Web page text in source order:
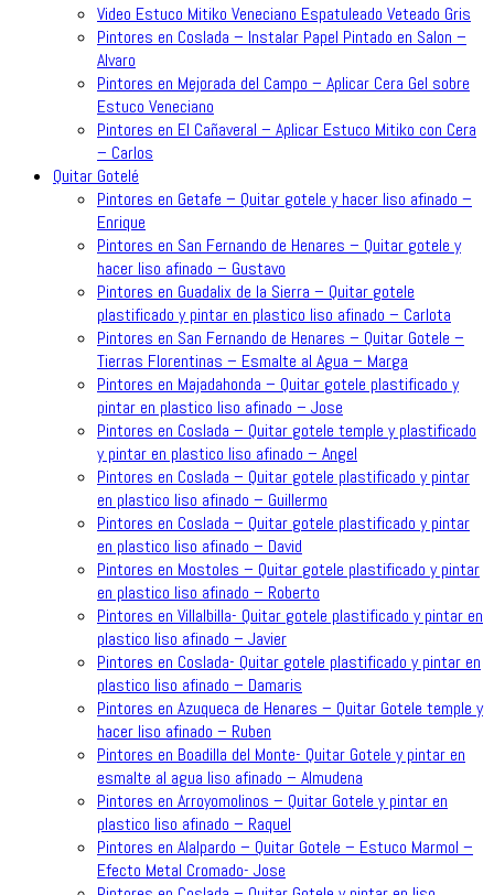
Video Estuco Mitiko Veneciano Espatuleado Veteado Gris
Pintores en Coslada – Instalar Papel Pintado en Salon –
Alvaro
Pintores en Mejorada del Campo – Aplicar Cera Gel sobre
Estuco Veneciano
Pintores en El Cañaveral – Aplicar Estuco Mitiko con Cera
– Carlos
Quitar Gotelé
Pintores en Getafe – Quitar gotele y hacer liso afinado –
Enrique
Pintores en San Fernando de Henares – Quitar gotele y
hacer liso afinado – Gustavo
Pintores en Guadalix de la Sierra – Quitar gotele
plastificado y pintar en plastico liso afinado – Carlota
Pintores en San Fernando de Henares – Quitar Gotele –
Tierras Florentinas – Esmalte al Agua – Marga
Pintores en Majadahonda – Quitar gotele plastificado y
pintar en plastico liso afinado – Jose
Pintores en Coslada – Quitar gotele temple y plastificado
y pintar en plastico liso afinado – Angel
Pintores en Coslada – Quitar gotele plastificado y pintar
en plastico liso afinado – Guillermo
Pintores en Coslada – Quitar gotele plastificado y pintar
en plastico liso afinado – David
Pintores en Mostoles – Quitar gotele plastificado y pintar
en plastico liso afinado – Roberto
Pintores en Villalbilla- Quitar gotele plastificado y pintar en
plastico liso afinado – Javier
Pintores en Coslada- Quitar gotele plastificado y pintar en
plastico liso afinado – Damaris
Pintores en Azuqueca de Henares – Quitar Gotele temple y
hacer liso afinado – Ruben
Pintores en Boadilla del Monte- Quitar Gotele y pintar en
esmalte al agua liso afinado – Almudena
Pintores en Arroyomolinos – Quitar Gotele y pintar en
plastico liso afinado – Raquel
Pintores en Alalpardo – Quitar Gotele – Estuco Marmol –
Efecto Metal Cromado- Jose